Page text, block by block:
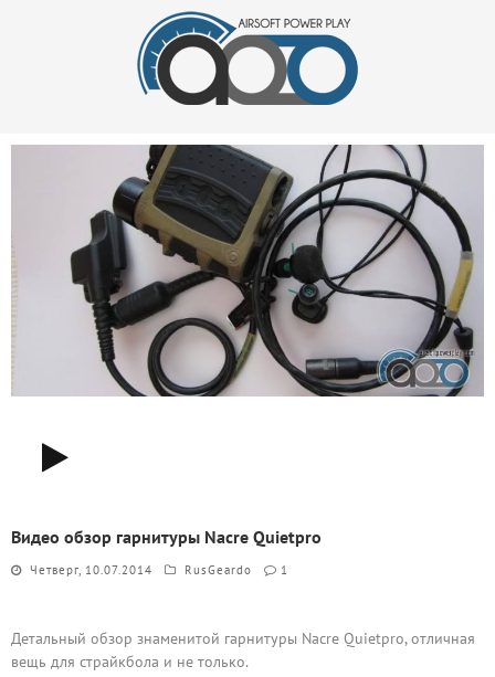
Видео обзор гарнитуры Nacre Quietpro
Четверг, 10.07.2014 RusGeardo 1
Детальный обзор знаменитой гарнитуры Nacre Quietpro, отличная
вещь для страйкбола и не только.